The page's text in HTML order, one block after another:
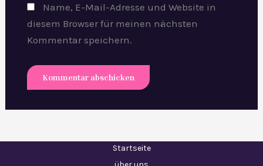
Name, E-Mail-Adresse und Website in
diesem Browser für meinen nächsten
Kommentar speichern.
Startseite